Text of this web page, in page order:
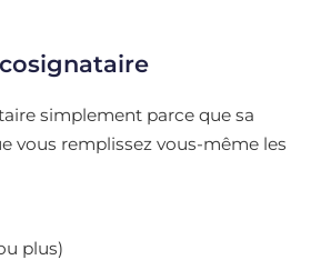
simplement parce que sa
vous remplissez vous-même les
plus)